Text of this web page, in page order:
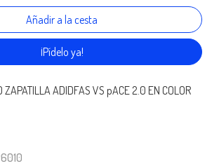
¡Pídelo ya!
ADIDFAS VS pACE 2.0 EN COLOR